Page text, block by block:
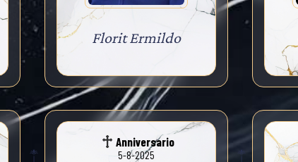
Florit Ermildo
Anniversario
5-8-2025